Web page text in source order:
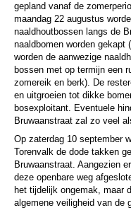
gepland vanaf de
maandag 22 augustus
naaldhoutbossen langs de
naaldbomen worden gekapt
worden de aanwezige
bossen met op termijn een
zomereik en berk). De
en uitgroeien tot dikke
bosexploitant. Eventuele
Bruwaanstraat zal zo veel
Op zaterdag 10 september
Torenvalk de dode takken
Bruwaanstraat. Aangezien
deze openbare weg
het tijdelijk ongemak, maar
algemene veiligheid van de